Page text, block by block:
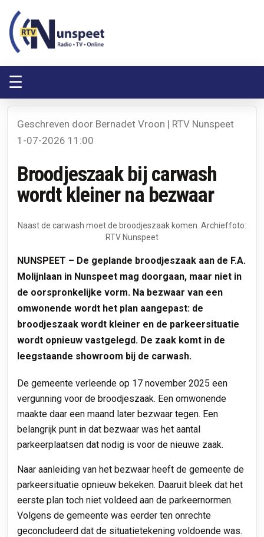
☰
Geschreven door Bernadet Vroon | RTV Nunspeet
1-07-2026 11:00
Broodjeszaak bij carwash
wordt kleiner na bezwaar
Naast de carwash moet de broodjeszaak komen. Archieffoto:
RTV Nunspeet
NUNSPEET – De geplande broodjeszaak aan de F.A.
Molijnlaan in Nunspeet mag doorgaan, maar niet in
de oorspronkelijke vorm. Na bezwaar van een
omwonende wordt het plan aangepast: de
broodjeszaak wordt kleiner en de parkeersituatie
wordt opnieuw vastgelegd. De zaak komt in de
leegstaande showroom bij de carwash.
De gemeente verleende op 17 november 2025 een
vergunning voor de broodjeszaak. Een omwonende
maakte daar een maand later bezwaar tegen. Een
belangrijk punt in dat bezwaar was het aantal
parkeerplaatsen dat nodig is voor de nieuwe zaak.
Naar aanleiding van het bezwaar heeft de gemeente de
parkeersituatie opnieuw bekeken. Daaruit bleek dat het
eerste plan toch niet voldeed aan de parkeernormen.
Volgens de gemeente was eerder ten onrechte
geconcludeerd dat de situatietekening voldoende was.